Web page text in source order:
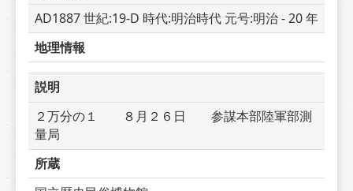
AD1887 世紀:19-D 時代:明治時代 元号:明治 - 20 年
地理情報
説明
２万分の１　　８月２６日　　参謀本部陸軍部測
量局
所蔵